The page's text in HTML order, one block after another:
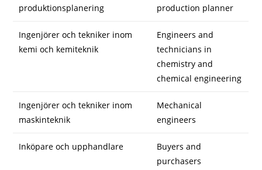
produktionsplanering production planner
Ingenjörer och tekniker inom
kemi och kemiteknik
Engineers and
technicians in
chemistry and
chemical engineering
Ingenjörer och tekniker inom
maskinteknik
Mechanical
engineers
Inköpare och upphandlare
Buyers and
purchasers